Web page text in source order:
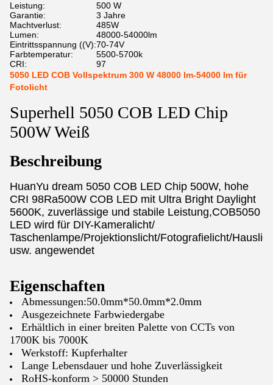
Leistung:
500 W
Garantie:
3 Jahre
Machtverlust:
485W
Lumen:
48000-54000lm
Eintrittsspannung ((V):70-74V
Farbtemperatur:
5500-5700k
CRI:
97
5050 LED COB Vollspektrum 300 W 48000 lm-54000 lm für
Fotolicht
Superhell 5050 COB LED Chip
500W Weiß
Beschreibung
HuanYu dream 5050 COB LED Chip 500W, hohe
CRI 98Ra500W COB LED mit Ultra Bright Daylight
5600K, zuverlässige und stabile Leistung,COB5050
LED wird für DIY-Kameralicht/
Taschenlampe/Projektionslicht/Fotografielicht/
usw. angewendet
Eigenschaften
Abmessungen:50.0mm*50.0mm*2.0mm
Ausgezeichnete Farbwiedergabe
Erhältlich in einer breiten Palette von CCTs von
1700K bis 7000K
Werkstoff: Kupferhalter
Lange Lebensdauer und hohe Zuverlässigkeit
RoHS-konform > 50000 Stunden